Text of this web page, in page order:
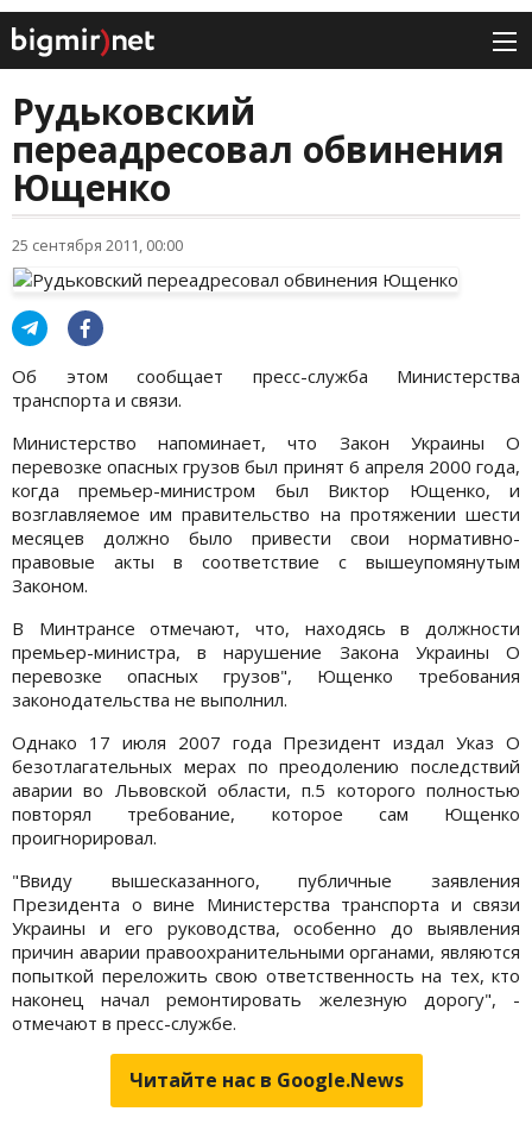
Рудьковский
переадресовал обвинения
Ющенко
25 сентября 2011, 00:00
Об этом сообщает пресс-служба Министерства
транспорта и связи.
Министерство напоминает, что Закон Украины О
перевозке опасных грузов был принят 6 апреля 2000 года,
когда премьер-министром был Виктор Ющенко, и
возглавляемое им правительство на протяжении шести
месяцев должно было привести свои нормативно-
правовые акты в соответствие с вышеупомянутым
Законом.
В Минтрансе отмечают, что, находясь в должности
премьер-министра, в нарушение Закона Украины О
перевозке опасных грузов", Ющенко требования
законодательства не выполнил.
Однако 17 июля 2007 года Президент издал Указ О
безотлагательных мерах по преодолению последствий
аварии во Львовской области, п.5 которого полностью
повторял требование, которое сам Ющенко
проигнорировал.
"Ввиду вышесказанного, публичные заявления
Президента о вине Министерства транспорта и связи
Украины и его руководства, особенно до выявления
причин аварии правоохранительными органами, являются
попыткой переложить свою ответственность на тех, кто
наконец начал ремонтировать железную дорогу", -
отмечают в пресс-службе.
Читайте нас в Google.News